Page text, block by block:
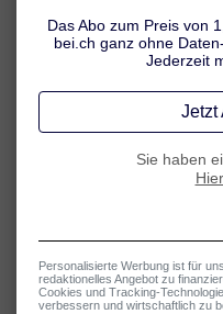
Viel Schlaf und Ruhe:Eine
wichtig, damit sich Ihr Baby
Abwehr „arbeiten“ kann.
Ausreichend Flüssigkeit:Eine
die Schleimlösung in den
Nase von Sekreten befreien:
bewährt, die durch
der Nase befördern.
Physiologische